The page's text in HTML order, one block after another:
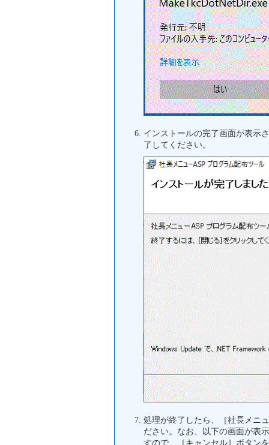
インストールの完了画面が表示
了してください。
処理が終了したら、［社長メニ
ださい。なお、以下の画面が表
すので、［キャンセル］ボタン